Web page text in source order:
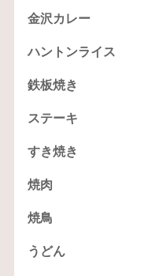
金沢カレー
ハントンライス
鉄板焼き
ステーキ
すき焼き
焼肉
焼鳥
うどん